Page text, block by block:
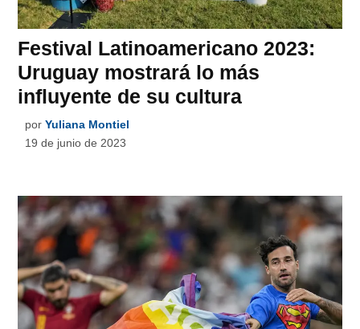
Festival Latinoamericano 2023:
Uruguay mostrará lo más
influyente de su cultura
por Yuliana Montiel
19 de junio de 2023